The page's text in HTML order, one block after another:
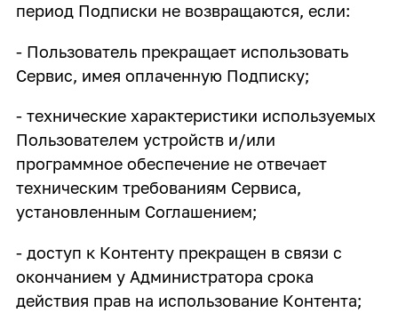
период Подписки не возвращаются, если:
- Пользователь прекращает использовать
Сервис, имея оплаченную Подписку;
- технические характеристики используемых
Пользователем устройств и/или
программное обеспечение не отвечает
техническим требованиям Сервиса,
установленным Соглашением;
- доступ к Контенту прекращен в связи с
окончанием у Администратора срока
действия прав на использование Контента;